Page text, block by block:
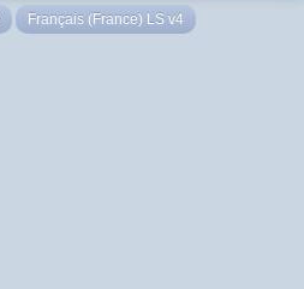
Français (France) LS v4